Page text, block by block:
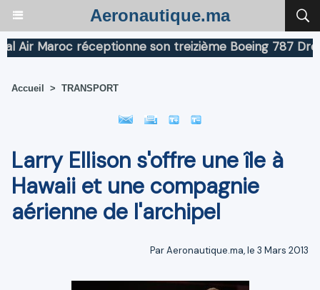
Aeronautique.ma
Maroc réceptionne son treizième Boeing 787
Accueil > TRANSPORT
Larry Ellison s'offre une île à
Hawaii et une compagnie
aérienne de l'archipel
Par Aeronautique.ma, le 3 Mars 2013